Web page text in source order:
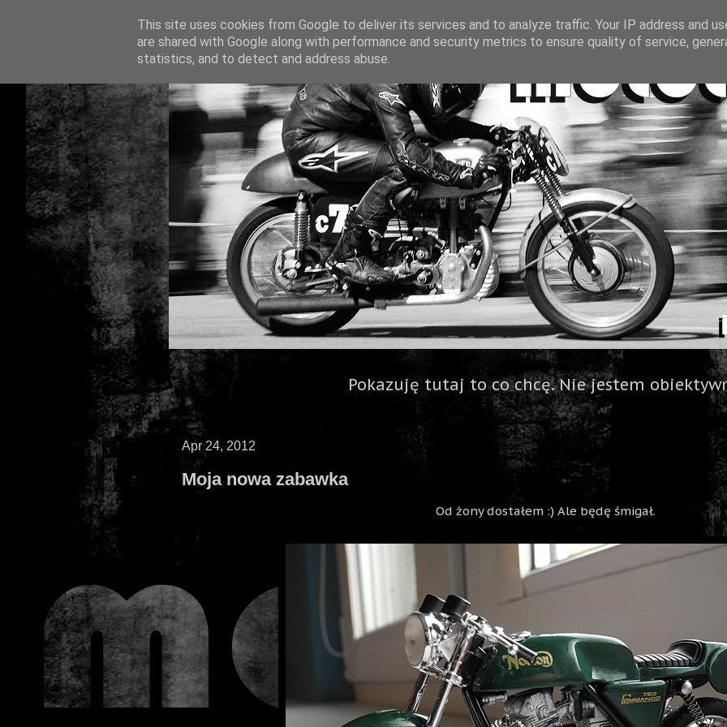
Pokazuję tutaj to co chcę. Nie jestem
Apr 24, 2012
Moja nowa zabawka
Od żony dostałem :) Ale będę śmigał.
This site uses cookies from Google to deliver its services and to analyze traffic. Your IP address and
are shared with Google along with performance and security metrics to ensure quality of service,
statistics, and to detect and address abuse.